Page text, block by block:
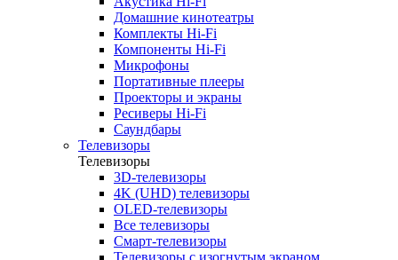
Домашние кинотеатры
Комплекты Hi-Fi
Компоненты Hi-Fi
Микрофоны
Портативные плееры
Проекторы и экраны
Ресиверы Hi-Fi
Саундбары
Телевизоры
Телевизоры
3D-телевизоры
4K (UHD) телевизоры
OLED-телевизоры
Все телевизоры
Смарт-телевизоры
Телевизоры с изогнутым экраном